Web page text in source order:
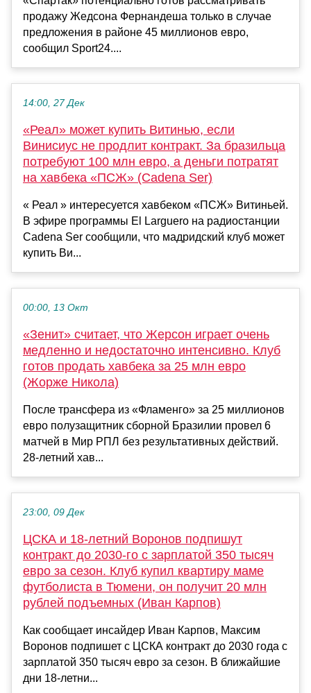
продажу Жедсона Фернандеша только в случае
предложения в районе 45 миллионов евро,
сообщил Sport24....
14:00, 27 Дек
«Реал» может купить Витинью, если
Винисиус не продлит контракт. За бразильца
потребуют 100 млн евро, а деньги потратят
на хавбека «ПСЖ» (Cadena Ser)
« Реал » интересуется хавбеком «ПСЖ» Витиньей.
В эфире программы El Larguero на радиостанции
Cadena Ser сообщили, что мадридский клуб может
купить Ви...
00:00, 13 Окт
«Зенит» считает, что Жерсон играет очень
медленно и недостаточно интенсивно. Клуб
готов продать хавбека за 25 млн евро
(Жорже Никола)
После трансфера из «Фламенго» за 25 миллионов
евро полузащитник сборной Бразилии провел 6
матчей в Мир РПЛ без результативных действий.
28-летний хав...
23:00, 09 Дек
ЦСКА и 18-летний Воронов подпишут
контракт до 2030-го с зарплатой 350 тысяч
евро за сезон. Клуб купил квартиру маме
футболиста в Тюмени, он получит 20 млн
рублей подъемных (Иван Карпов)
Как сообщает инсайдер Иван Карпов, Максим
Воронов подпишет с ЦСКА контракт до 2030 года с
зарплатой 350 тысяч евро за сезон. В ближайшие
дни 18-летни...